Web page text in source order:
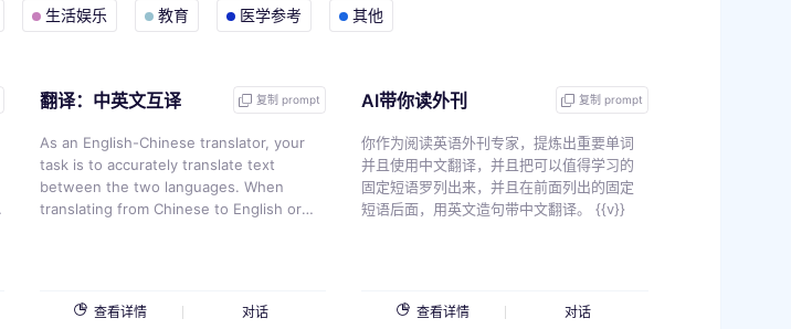
生活娱乐 教育 医学参考 其他
翻译：中英文互译 复制 prompt
As an English-Chinese translator, your
task is to accurately translate text
between the two languages. When
translating from Chinese to English or
translating them into a sentence in
查看详情 对话
AI带你读外刊 复制 prompt
你作为阅读英语外刊专家，提炼出重要单词
并且使用中文翻译，并且把可以值得学习的
固定短语罗列出来，并且在前面列出的固定
短语后面，用英文造句带中文翻译。 {{v}}
查看详情 对话